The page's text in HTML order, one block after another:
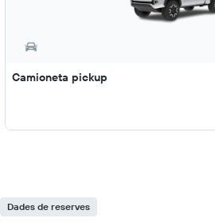
Camioneta pickup
Dades de reserves